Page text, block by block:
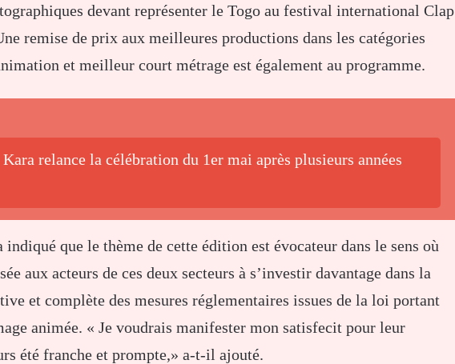
devant représenter le Togo au festival international Clap
remise de prix aux meilleures productions dans les catégories
et meilleur court métrage est également au programme.
relance la célébration du 1er mai après plusieurs années
que le thème de cette édition est évocateur dans le sens où
aux acteurs de ces deux secteurs à s’investir davantage dans la
et complète des mesures réglementaires issues de la loi portant
animée. « Je voudrais manifester mon satisfecit pour leur
été franche et prompte,» a-t-il ajouté.